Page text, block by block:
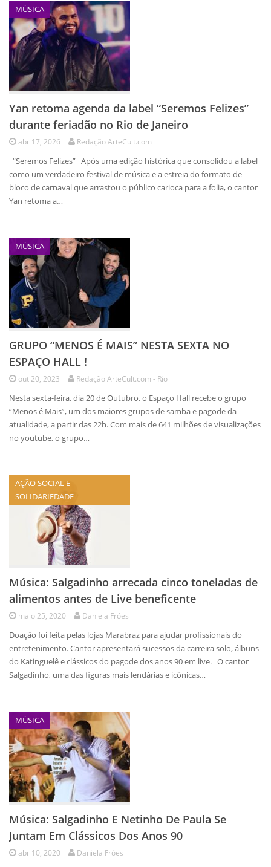
MÚSICA
Yan retoma agenda da label “Seremos Felizes”
durante feriadão no Rio de Janeiro
abr 17, 2026 Redação ArteCult.com
“Seremos Felizes” Após uma edição histórica que consolidou a label
como um verdadeiro festival de música e a estreia do formato de
bloco de carnaval que arrastou o público carioca para a folia, o cantor
Yan retoma a…
MÚSICA
GRUPO “MENOS É MAIS” NESTA SEXTA NO
ESPAÇO HALL !
out 20, 2023 Redação ArteCult.com - Rio
Nesta sexta-feira, dia 20 de Outubro, o Espaço Hall recebe o grupo
“Menos é Mais”, um dos maiores grupos de samba e pagode da
atualidade, a partir das 22h. Com mais de 641 milhões de visualizações
no youtube, o grupo…
AÇÃO SOCIAL E
SOLIDARIEDADE
Música: Salgadinho arrecada cinco toneladas de
alimentos antes de Live beneficente
maio 25, 2020 Daniela Fróes
Doação foi feita pelas lojas Marabraz para ajudar profissionais do
entretenimento. Cantor apresentará sucessos da carreira solo, álbuns
do Katinguelê e clássicos do pagode dos anos 90 em live. O cantor
Salgadinho, uma das figuras mais lendárias e icônicas…
MÚSICA
Música: Salgadinho E Netinho De Paula Se
Juntam Em Clássicos Dos Anos 90
abr 10, 2020 Daniela Fróes